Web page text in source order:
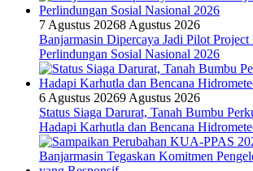
7 Agustus 20268 Agustus 2026
Banjarmasin Dipercaya Jadi Pilot Project
Perlindungan Sosial Nasional 2026
6 Agustus 20269 Agustus 2026
Status Siaga Darurat, Tanah Bumbu
Hadapi Karhutla dan Bencana